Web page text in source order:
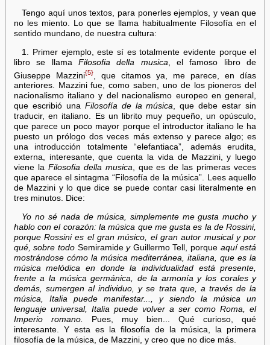
Tengo aquí unos textos, para ponerles ejemplos, y vean que
no les miento. Lo que se llama habitualmente Filosofía en el
sentido mundano, de nuestra cultura:
1. Primer ejemplo, este sí es totalmente evidente porque el
libro se llama Filosofia della musica , el famoso libro de
Giuseppe Mazzini{5}, que citamos ya, me parece, en días
anteriores. Mazzini fue, como saben, uno de los pioneros del
nacionalismo italiano y del nacionalismo europeo en general,
que escribió una Filosofía de la música, que debe estar sin
traducir, en italiano. Es un librito muy pequeño, un opúsculo,
que parece un poco mayor porque el introductor italiano le ha
puesto un prólogo dos veces más extenso y parece algo; es
una introducción totalmente “elefantiaca”, además erudita,
externa, interesante, que cuenta la vida de Mazzini, y luego
viene la Filosofia della musica, que es de las primeras veces
que aparece el sintagma “Filosofía de la música”. Lees aquello
de Mazzini y lo que dice se puede contar casi literalmente en
tres minutos. Dice:
Yo no sé nada de música, simplemente me gusta mucho y
hablo con el corazón: la música que me gusta es la de Rossini,
porque Rossini es el gran músico, el gran autor musical y por
qué, sobre todoSemiramideyGuillermo Tell, porque aquí está
mostrándose cómo la música mediterránea, italiana, que es la
música melódica en donde la individualidad está presente,
frente a la música germánica, de la armonía y los corales y
demás, sumergen al individuo, y se trata que, a través de la
música, Italia puede manifestar..., y siendo la música un
lenguaje universal, Italia puede volver a ser como Roma, el
Imperio romano.
Pues, muy bien... Qué curioso, qué
interesante. Y esta es la filosofía de la música, la primera
filosofía de la música, de Mazzini, y creo que no dice más.